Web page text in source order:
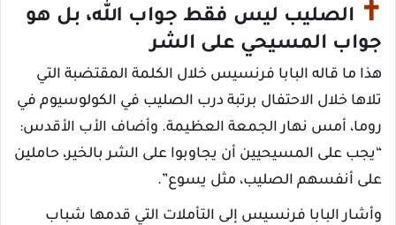
✝ الصليب ليس فقط جواب الله، بل هو
جواب المسيحي على الشر
هذا ما قاله البابا فرنسيس خلال الكلمة المقتضبة التي
تلاها خلال الاحتفال برتبة درب الصليب في الكولوسيوم في
روما، أمس نهار الجمعة العظيمة. وأضاف الأب الأقدس:
“يجب على المسيحيين أن يجاوبوا على الشر بالخير، حاملين
على أنفسهم الصليب، مثل يسوع”.
وأشار البابا فرنسيس إلى التأملات التي قدمها شباب